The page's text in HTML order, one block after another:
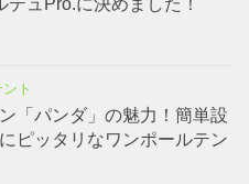
ント
「パンダ」の魅力！簡単設
ピッタリなワンポールテン